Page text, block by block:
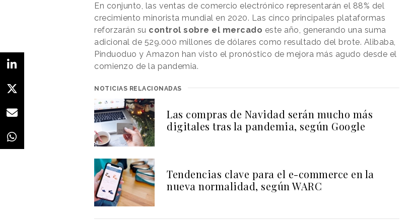
En conjunto, las ventas de comercio electrónico representarán el 88% del
crecimiento minorista mundial en 2020. Las cinco principales plataformas
reforzarán su control sobre el mercado este año, generando una suma
adicional de 529.000 millones de dólares como resultado del brote. Alibaba,
Pinduoduo y Amazon han visto el pronóstico de mejora más agudo desde el
comienzo de la pandemia.
NOTICIAS RELACIONADAS
Las compras de Navidad serán mucho más
digitales tras la pandemia, según Google
Tendencias clave para el e-commerce en la
nueva normalidad, según WARC